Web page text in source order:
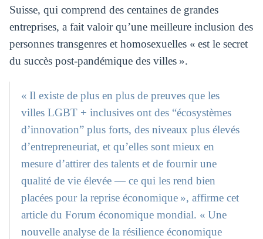
Suisse, qui comprend des centaines de grandes
entreprises, a fait valoir qu’une meilleure inclusion des
personnes transgenres et homosexuelles « est le secret
du succès post-pandémique des villes ».
« Il existe de plus en plus de preuves que les
villes LGBT + inclusives ont des “écosystèmes
d’innovation” plus forts, des niveaux plus élevés
d’entrepreneuriat, et qu’elles sont mieux en
mesure d’attirer des talents et de fournir une
qualité de vie élevée — ce qui les rend bien
placées pour la reprise économique », affirme cet
article du Forum économique mondial. « Une
nouvelle analyse de la résilience économique